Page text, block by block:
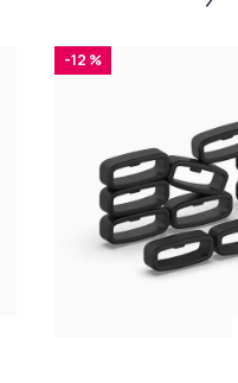
SCART til HDMI-omformer
-12 %